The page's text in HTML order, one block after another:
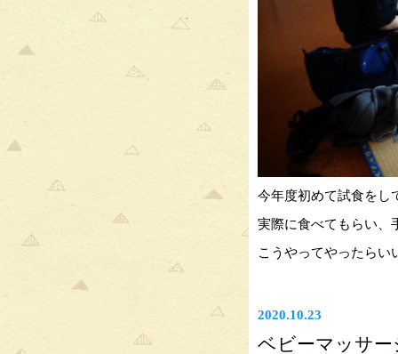
今年度初めて試食をし
実際に食べてもらい、
こうやってやったらい
2020.10.23
ベビーマッサー